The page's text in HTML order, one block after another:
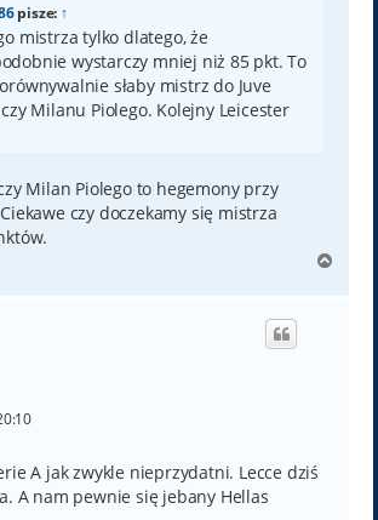
pisze: ↑
mistrza tylko dlatego, że
wystarczy mniej niż 85 pkt. To
słaby mistrz do Juve
Milanu Piolego. Kolejny Leicester
Milan Piolego to hegemony przy
czy doczekamy się mistrza
g
A jak zwykle nieprzydatni. Lecce dziś
A nam pewnie się jebany Hellas